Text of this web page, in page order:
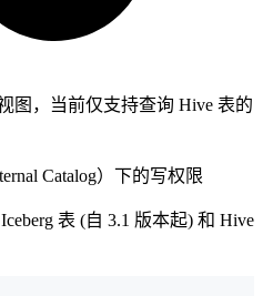
图，当前仅支持查询 Hive 表的
Catalog）下的写权限
表 (自 3.1 版本起) 和 Hive